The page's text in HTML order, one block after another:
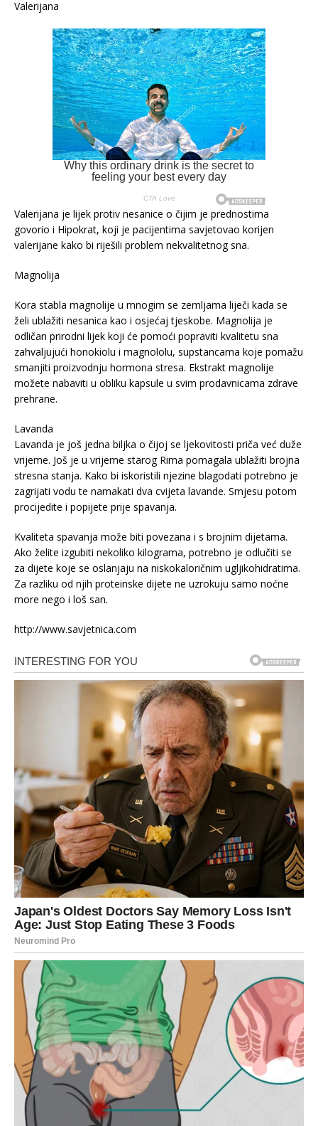
Valerijana
Valerijana je lijek protiv nesanice o čijim je prednostima
govorio i Hipokrat, koji je pacijentima savjetovao korijen
valerijane kako bi riješili problem nekvalitetnog sna.
Magnolija
Kora stabla magnolije u mnogim se zemljama liječi kada se
želi ublažiti nesanica kao i osjećaj tjeskobe. Magnolija je
odličan prirodni lijek koji će pomoći popraviti kvalitetu sna
zahvaljujući honokiolu i magnololu, supstancama koje pomažu
smanjiti proizvodnju hormona stresa. Ekstrakt magnolije
možete nabaviti u obliku kapsule u svim prodavnicama zdrave
prehrane.
Lavanda
Lavanda je još jedna biljka o čijoj se ljekovitosti priča već duže
vrijeme. Još je u vrijeme starog Rima pomagala ublažiti brojna
stresna stanja. Kako bi iskoristili njezine blagodati potrebno je
zagrijati vodu te namakati dva cvijeta lavande. Smjesu potom
procijedite i popijete prije spavanja.
Kvaliteta spavanja može biti povezana i s brojnim dijetama.
Ako želite izgubiti nekoliko kilograma, potrebno je odlučiti se
za dijete koje se oslanjaju na niskokaloričnim ugljikohidratima.
Za razliku od njih proteinske dijete ne uzrokuju samo noćne
more nego i loš san.
http://www.savjetnica.com